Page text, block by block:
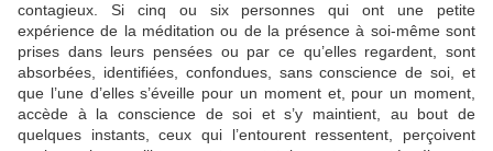
contagieux. Si cinq ou six personnes qui ont une petite
expérience de la méditation ou de la présence à soi-même sont
prises dans leurs pensées ou par ce qu’elles regardent, sont
absorbées, identifiées, confondues, sans conscience de soi, et
que l’une d’elles s’éveille pour un moment et, pour un moment,
accède à la conscience de soi et s’y maintient, au bout de
quelques instants, ceux qui l’entourent ressentent, perçoivent